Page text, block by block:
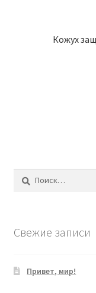
Кожух
Найти:
Свежие записи
Привет, мир!